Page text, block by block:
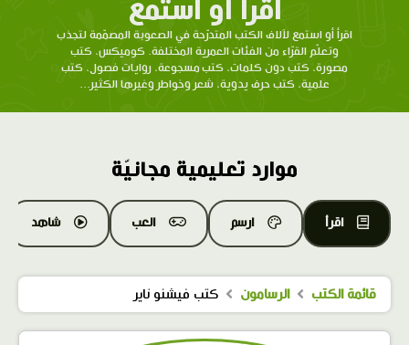
اقرأ أو استمع
اقرأ أو استمع لآلاف الكتب المتدرّحة في الصعوبة المصمّمة لتجذب
وتعلّم القرّاء من الفئات العمرية المختلفة. كوميكس، كتب
مصورة، كتب دون كلمات، كتب مسجوعة، روايات فصول، كتب
علمية، كتب حرف يدوية، شعر وخواطر وغيرها الكثير...
موارد تعليمية مجانيّة
اقرأ ارسم العب شاهد
قائمة الكتب الرسامون كتب فيشنو ناير